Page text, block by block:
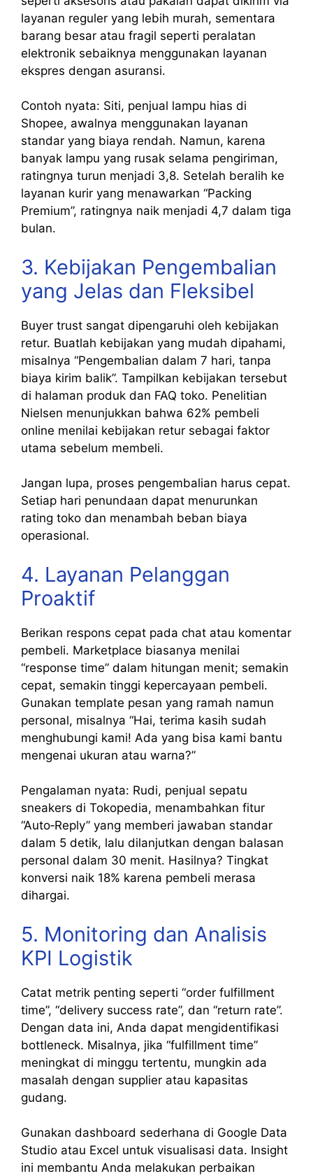
layanan reguler yang lebih murah, sementara
barang besar atau fragil seperti peralatan
elektronik sebaiknya menggunakan layanan
ekspres dengan asuransi.
Contoh nyata: Siti, penjual lampu hias di
Shopee, awalnya menggunakan layanan
standar yang biaya rendah. Namun, karena
banyak lampu yang rusak selama pengiriman,
ratingnya turun menjadi 3,8. Setelah beralih ke
layanan kurir yang menawarkan “Packing
Premium”, ratingnya naik menjadi 4,7 dalam tiga
bulan.
3. Kebijakan Pengembalian
yang Jelas dan Fleksibel
Buyer trust sangat dipengaruhi oleh kebijakan
retur. Buatlah kebijakan yang mudah dipahami,
misalnya “Pengembalian dalam 7 hari, tanpa
biaya kirim balik”. Tampilkan kebijakan tersebut
di halaman produk dan FAQ toko. Penelitian
Nielsen menunjukkan bahwa 62% pembeli
online menilai kebijakan retur sebagai faktor
utama sebelum membeli.
Jangan lupa, proses pengembalian harus cepat.
Setiap hari penundaan dapat menurunkan
rating toko dan menambah beban biaya
operasional.
4. Layanan Pelanggan
Proaktif
Berikan respons cepat pada chat atau komentar
pembeli. Marketplace biasanya menilai
“response time” dalam hitungan menit; semakin
cepat, semakin tinggi kepercayaan pembeli.
Gunakan template pesan yang ramah namun
personal, misalnya “Hai, terima kasih sudah
menghubungi kami! Ada yang bisa kami bantu
mengenai ukuran atau warna?”
Pengalaman nyata: Rudi, penjual sepatu
sneakers di Tokopedia, menambahkan fitur
“Auto‑Reply” yang memberi jawaban standar
dalam 5 detik, lalu dilanjutkan dengan balasan
personal dalam 30 menit. Hasilnya? Tingkat
konversi naik 18% karena pembeli merasa
dihargai.
5. Monitoring dan Analisis
KPI Logistik
Catat metrik penting seperti “order fulfillment
time”, “delivery success rate”, dan “return rate”.
Dengan data ini, Anda dapat mengidentifikasi
bottleneck. Misalnya, jika “fulfillment time”
meningkat di minggu tertentu, mungkin ada
masalah dengan supplier atau kapasitas
gudang.
Gunakan dashboard sederhana di Google Data
Studio atau Excel untuk visualisasi data. Insight
ini membantu Anda melakukan perbaikan